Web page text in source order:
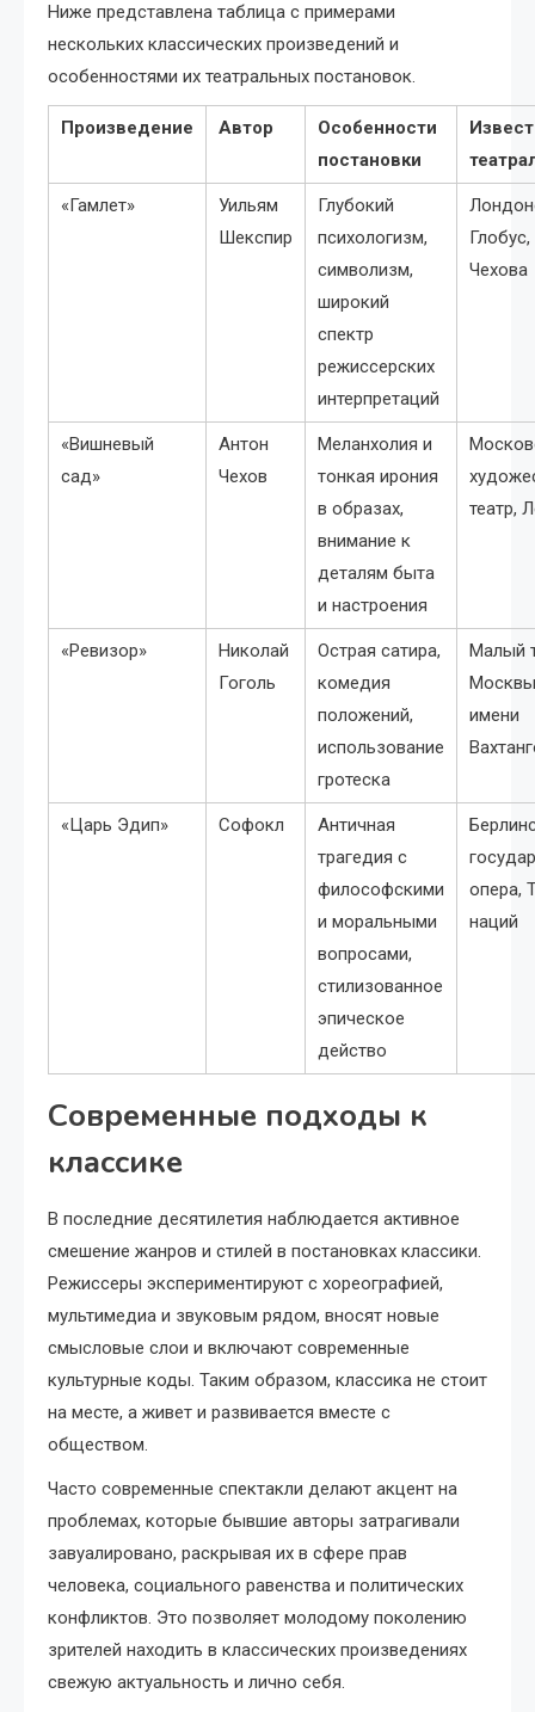
Ниже представлена таблица с примерами
нескольких классических произведений и
особенностями их театральных постановок.
Произведение Автор
Особенности
постановки
«Гамлет»
Уильям
Шекспир
Глубокий
психологизм,
символизм,
широкий
спектр
режиссерских
интерпретаций
Чехова
«Вишневый
сад»
Антон
Чехов
Меланхолия и
тонкая ирония
в образах,
внимание к
деталям быта
и настроения
театр,
«Ревизор»
Николай
Гоголь
Острая сатира,
комедия
положений,
использование
гротеска
Малый
имени
«Царь Эдип» Софокл
Античная
трагедия с
философскими
и моральными
вопросами,
стилизованное
эпическое
действо
опера,
наций
Современные подходы к
классике
В последние десятилетия наблюдается активное
смешение жанров и стилей в постановках классики.
Режиссеры экспериментируют с хореографией,
мультимедиа и звуковым рядом, вносят новые
смысловые слои и включают современные
культурные коды. Таким образом, классика не стоит
на месте, а живет и развивается вместе с
обществом.
Часто современные спектакли делают акцент на
проблемах, которые бывшие авторы затрагивали
завуалировано, раскрывая их в сфере прав
человека, социального равенства и политических
конфликтов. Это позволяет молодому поколению
зрителей находить в классических произведениях
свежую актуальность и лично себя.